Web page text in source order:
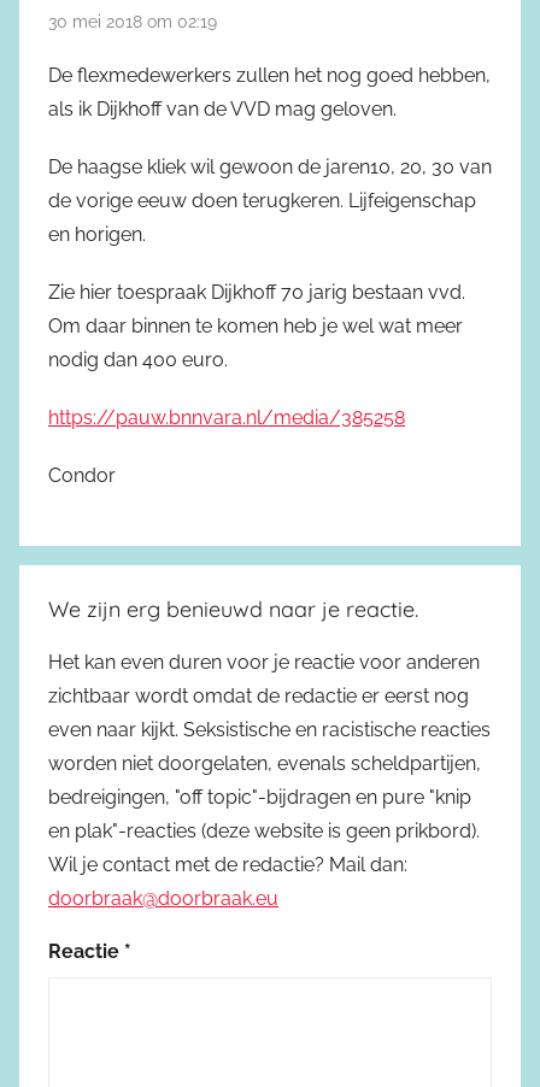
30 mei 2018 om 02:19
De flexmedewerkers zullen het nog goed hebben,
als ik Dijkhoff van de VVD mag geloven.
De haagse kliek wil gewoon de jaren10, 20, 30 van
de vorige eeuw doen terugkeren. Lijfeigenschap
en horigen.
Zie hier toespraak Dijkhoff 70 jarig bestaan vvd.
Om daar binnen te komen heb je wel wat meer
nodig dan 400 euro.
https://pauw.bnnvara.nl/media/385258
Condor
We zijn erg benieuwd naar je reactie.
Het kan even duren voor je reactie voor anderen
zichtbaar wordt omdat de redactie er eerst nog
even naar kijkt. Seksistische en racistische reacties
worden niet doorgelaten, evenals scheldpartijen,
bedreigingen, "off topic"-bijdragen en pure "knip
en plak"-reacties (deze website is geen prikbord).
Wil je contact met de redactie? Mail dan:
doorbraak@doorbraak.eu
Reactie *